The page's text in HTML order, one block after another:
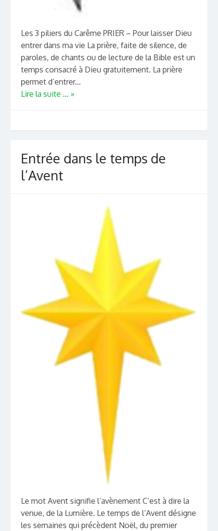
Les 3 piliers du Carême PRIER – Pour laisser Dieu
entrer dans ma vie La prière, faite de silence, de
paroles, de chants ou de lecture de la Bible est un
temps consacré à Dieu gratuitement. La prière
permet d’entrer...
Lire la suite ... »
Entrée dans le temps de
l’Avent
Le mot Avent signifie l’avènement C’est à dire la
venue, de la Lumière. Le temps de l’Avent désigne
les semaines qui précèdent Noël, du premier